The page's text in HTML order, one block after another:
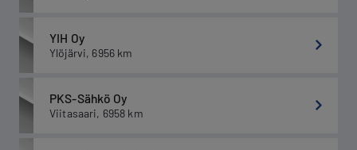
YIH Oy
Ylöjärvi, 6956 km
PKS-Sähkö Oy
Viitasaari, 6958 km